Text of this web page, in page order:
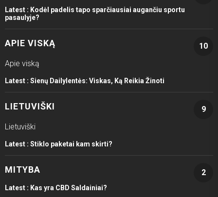
Latest : Kodėl padelis tapo sparčiausiai augančiu sportu
pasaulyje?
APIE VISKĄ
10
Apie viską
Latest : Sienų Dailylentės: Viskas, Ką Reikia Žinoti
LIETUVIŠKI
9
Lietuviški
Latest : Stiklo paketai kam skirti?
MITYBA 2
Latest : Kas yra CBD Saldainiai?